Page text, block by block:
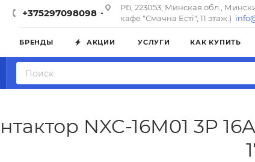
+375297098098
РБ, 223053, Минская обл.,
кафе "Смачна Естi", 11 этаж.)
БРЕНДЫ АКЦИИ УСЛУГИ КАК КУПИТЬ
NXC-16M01 3P